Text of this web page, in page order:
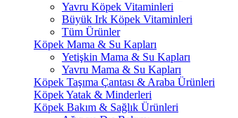
Yavru Köpek Vitaminleri
Büyük Irk Köpek Vitaminleri
Tüm Ürünler
Köpek Mama & Su Kapları
Yetişkin Mama & Su Kapları
Yavru Mama & Su Kapları
Köpek Taşıma Çantası & Araba Ürünleri
Köpek Yatak & Minderleri
Köpek Bakım & Sağlık Ürünleri